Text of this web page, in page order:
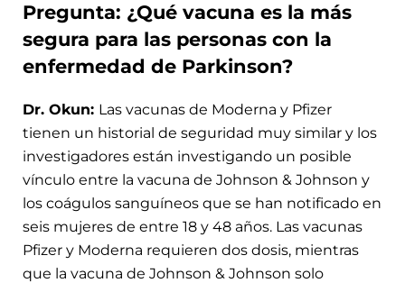
Pregunta: ¿Qué vacuna es la más
segura para las personas con la
enfermedad de Parkinson?
Dr. Okun: Las vacunas de Moderna y Pfizer
tienen un historial de seguridad muy similar y los
investigadores están investigando un posible
vínculo entre la vacuna de Johnson & Johnson y
los coágulos sanguíneos que se han notificado en
seis mujeres de entre 18 y 48 años. Las vacunas
Pfizer y Moderna requieren dos dosis, mientras
que la vacuna de Johnson & Johnson solo